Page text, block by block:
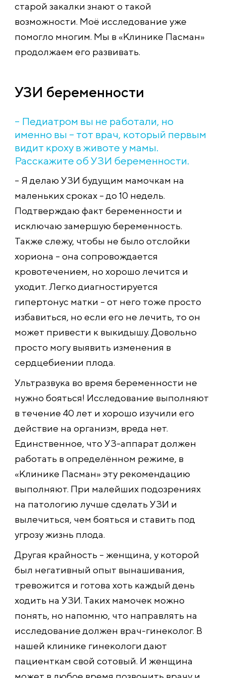
старой закалки знают о такой
возможности. Моё исследование уже
помогло многим. Мы в «Клинике Пасман»
продолжаем его развивать.
УЗИ беременности
– Педиатром вы не работали, но
именно вы – тот врач, который первым
видит кроху в животе у мамы.
Расскажите об УЗИ беременности.
– Я делаю УЗИ будущим мамочкам на
маленьких сроках – до 10 недель.
Подтверждаю факт беременности и
исключаю замершую беременность.
Также слежу, чтобы не было отслойки
хориона – она сопровождается
кровотечением, но хорошо лечится и
уходит. Легко диагностируется
гипертонус матки – от него тоже просто
избавиться, но если его не лечить, то он
может привести к выкидышу. Довольно
просто могу выявить изменения в
сердцебиении плода.
Ультразвука во время беременности не
нужно бояться! Исследование выполняют
в течение 40 лет и хорошо изучили его
действие на организм, вреда нет.
Единственное, что УЗ-аппарат должен
работать в определённом режиме, в
«Клинике Пасман» эту рекомендацию
выполняют. При малейших подозрениях
на патологию лучше сделать УЗИ и
вылечиться, чем бояться и ставить под
угрозу жизнь плода.
Другая крайность – женщина, у которой
был негативный опыт вынашивания,
тревожится и готова хоть каждый день
ходить на УЗИ. Таких мамочек можно
понять, но напомню, что направлять на
исследование должен врач-гинеколог. В
нашей клинике гинекологи дают
пациенткам свой сотовый. И женщина